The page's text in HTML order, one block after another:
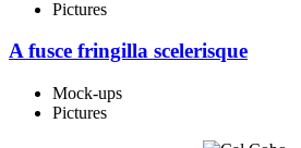
Pictures
A fusce fringilla scelerisque
Mock-ups
Pictures